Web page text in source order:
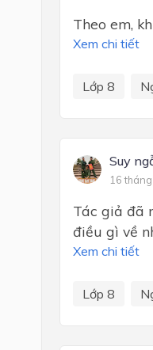
Theo em,
Xem chi tiết
Lớp 8
Suy
16
Tác giả đã
điều gì về
Xem chi tiết
Lớp 8